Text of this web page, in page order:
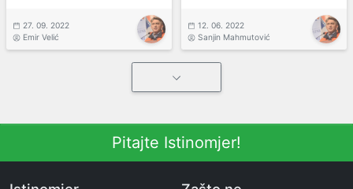
27. 09. 2022
Emir Velić
12. 06. 2022
Sanjin Mahmutović
Pitajte Istinomjer!